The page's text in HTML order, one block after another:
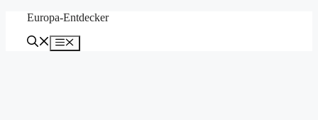
springen
Europa-Entdecker
Menü